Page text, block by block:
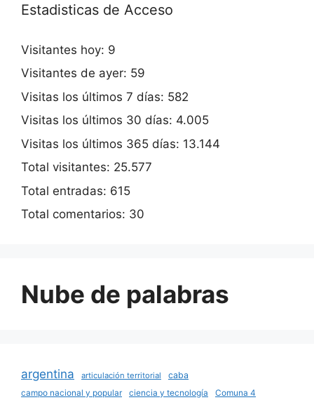
Estadisticas de Acceso
Visitantes hoy: 9
Visitantes de ayer: 59
Visitas los últimos 7 días: 582
Visitas los últimos 30 días: 4.005
Visitas los últimos 365 días: 13.144
Total visitantes: 25.577
Total entradas: 615
Total comentarios: 30
Nube de palabras
argentina articulación territorial
caba
campo nacional y popular
ciencia y tecnología Comuna 4